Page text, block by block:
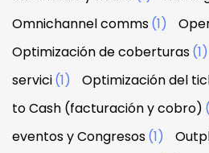
Omnichannel comms(1)
Optimización de coberturas(1)
servici(1) Optimización del
to Cash (facturación y cobro)
eventos y Congresos(1)